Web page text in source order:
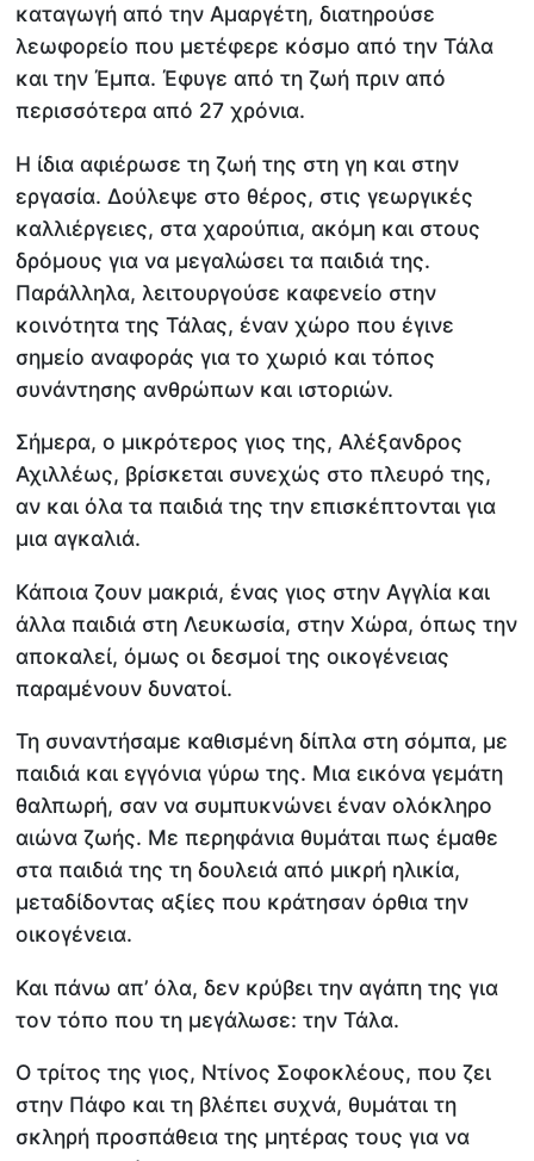
καταγωγή από την Αμαργέτη, διατηρούσε
λεωφορείο που μετέφερε κόσμο από την Τάλα
και την Έμπα. Έφυγε από τη ζωή πριν από
περισσότερα από 27 χρόνια.
Η ίδια αφιέρωσε τη ζωή της στη γη και στην
εργασία. Δούλεψε στο θέρος, στις γεωργικές
καλλιέργειες, στα χαρούπια, ακόμη και στους
δρόμους για να μεγαλώσει τα παιδιά της.
Παράλληλα, λειτουργούσε καφενείο στην
κοινότητα της Τάλας, έναν χώρο που έγινε
σημείο αναφοράς για το χωριό και τόπος
συνάντησης ανθρώπων και ιστοριών.
Σήμερα, ο μικρότερος γιος της, Αλέξανδρος
Αχιλλέως, βρίσκεται συνεχώς στο πλευρό της,
αν και όλα τα παιδιά της την επισκέπτονται για
μια αγκαλιά.
Κάποια ζουν μακριά, ένας γιος στην Αγγλία και
άλλα παιδιά στη Λευκωσία, στην Χώρα, όπως την
αποκαλεί, όμως οι δεσμοί της οικογένειας
παραμένουν δυνατοί.
Τη συναντήσαμε καθισμένη δίπλα στη σόμπα, με
παιδιά και εγγόνια γύρω της. Μια εικόνα γεμάτη
θαλπωρή, σαν να συμπυκνώνει έναν ολόκληρο
αιώνα ζωής. Με περηφάνια θυμάται πως έμαθε
στα παιδιά της τη δουλειά από μικρή ηλικία,
μεταδίδοντας αξίες που κράτησαν όρθια την
οικογένεια.
Και πάνω απ’ όλα, δεν κρύβει την αγάπη της για
τον τόπο που τη μεγάλωσε: την Τάλα.
Ο τρίτος της γιος, Ντίνος Σοφοκλέους, που ζει
στην Πάφο και τη βλέπει συχνά, θυμάται τη
σκληρή προσπάθεια της μητέρας τους για να